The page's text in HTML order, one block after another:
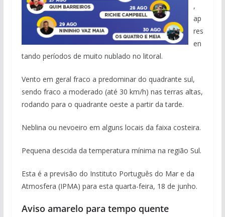
,
ap
res
en
tando períodos de muito nublado no litoral.
Vento em geral fraco a predominar do quadrante sul,
sendo fraco a moderado (até 30 km/h) nas terras altas,
rodando para o quadrante oeste a partir da tarde.
Neblina ou nevoeiro em alguns locais da faixa costeira.
Pequena descida da temperatura mínima na região Sul.
Esta é a previsão do Instituto Português do Mar e da
Atmosfera (IPMA) para esta quarta-feira, 18 de junho.
Aviso amarelo para tempo quente